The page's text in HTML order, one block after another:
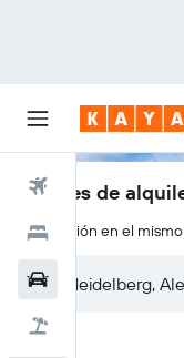
Vuelos
Hoteles
Coches
Coches de
Devolución en el